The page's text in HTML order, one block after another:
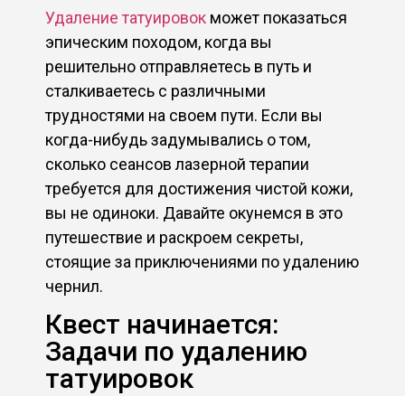
Удаление татуировок может показаться
эпическим походом, когда вы
решительно отправляетесь в путь и
сталкиваетесь с различными
трудностями на своем пути. Если вы
когда-нибудь задумывались о том,
сколько сеансов лазерной терапии
требуется для достижения чистой кожи,
вы не одиноки. Давайте окунемся в это
путешествие и раскроем секреты,
стоящие за приключениями по удалению
чернил.
Квест начинается:
Задачи по удалению
татуировок